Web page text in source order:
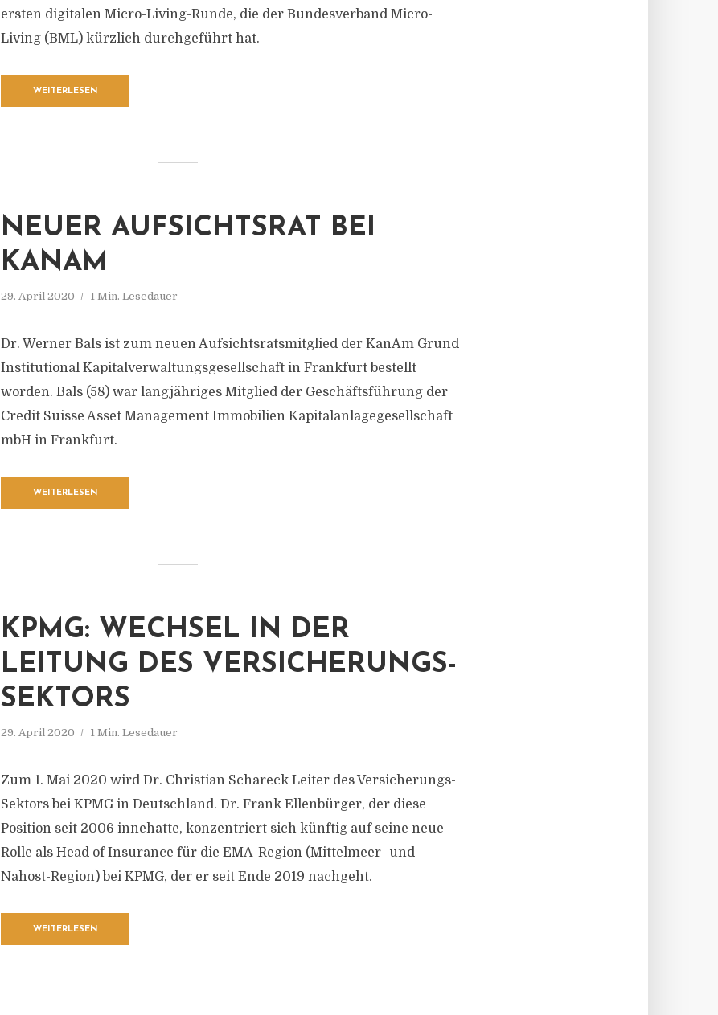
ersten digitalen Micro-Living-Runde, die der Bundesverband Micro-
Living (BML) kürzlich durchgeführt hat.
WEITERLESEN
NEUER AUFSICHTSRAT BEI
KANAM
29. April 2020 1 Min. Lesedauer
Dr. Werner Bals ist zum neuen Aufsichtsratsmitglied der KanAm Grund
Institutional Kapitalverwaltungsgesellschaft in Frankfurt bestellt
worden. Bals (58) war langjähriges Mitglied der Geschäftsführung der
Credit Suisse Asset Management Immobilien Kapitalanlagegesellschaft
mbH in Frankfurt.
WEITERLESEN
KPMG: WECHSEL IN DER
LEITUNG DES VERSICHERUNGS-
SEKTORS
29. April 2020 1 Min. Lesedauer
Zum 1. Mai 2020 wird Dr. Christian Schareck Leiter des Versicherungs-
Sektors bei KPMG in Deutschland. Dr. Frank Ellenbürger, der diese
Position seit 2006 innehatte, konzentriert sich künftig auf seine neue
Rolle als Head of Insurance für die EMA-Region (Mittelmeer- und
Nahost-Region) bei KPMG, der er seit Ende 2019 nachgeht.
WEITERLESEN